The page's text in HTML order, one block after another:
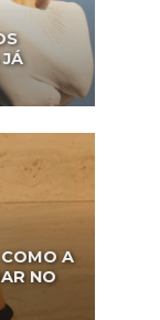
A
NO